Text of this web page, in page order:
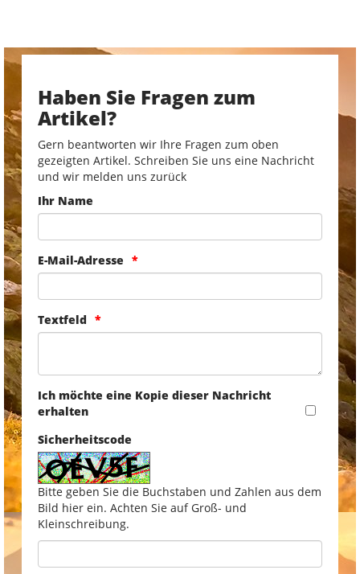
Haben Sie Fragen zum
Artikel?
Gern beantworten wir Ihre Fragen zum oben
gezeigten Artikel. Schreiben Sie uns eine Nachricht
und wir melden uns zurück
Ihr Name
E-Mail-Adresse
Textfeld
Ich möchte eine Kopie dieser Nachricht
erhalten
Sicherheitscode
Bitte geben Sie die Buchstaben und Zahlen aus dem
Bild hier ein. Achten Sie auf Groß- und
Kleinschreibung.